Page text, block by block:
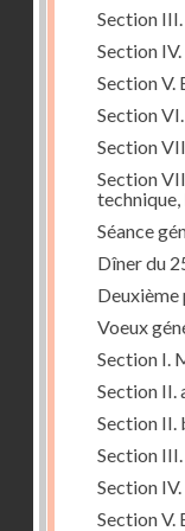
Section
Section
Section
Section
Section
Section
Séance
Dîner du
Deuxième
Voeux
Section I.
Section II.
Section II.
Section
Section
Section